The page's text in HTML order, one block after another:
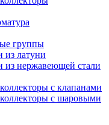
группы
из латуни
из нержавеющей стали
с клапанами
с шаровыми